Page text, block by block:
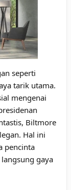
seperti
tarik utama.
mengenai
Biltmore
Hal ini
pencinta
gaya